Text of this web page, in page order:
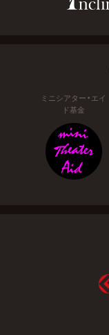
ミニシアター・エイ
ド基金